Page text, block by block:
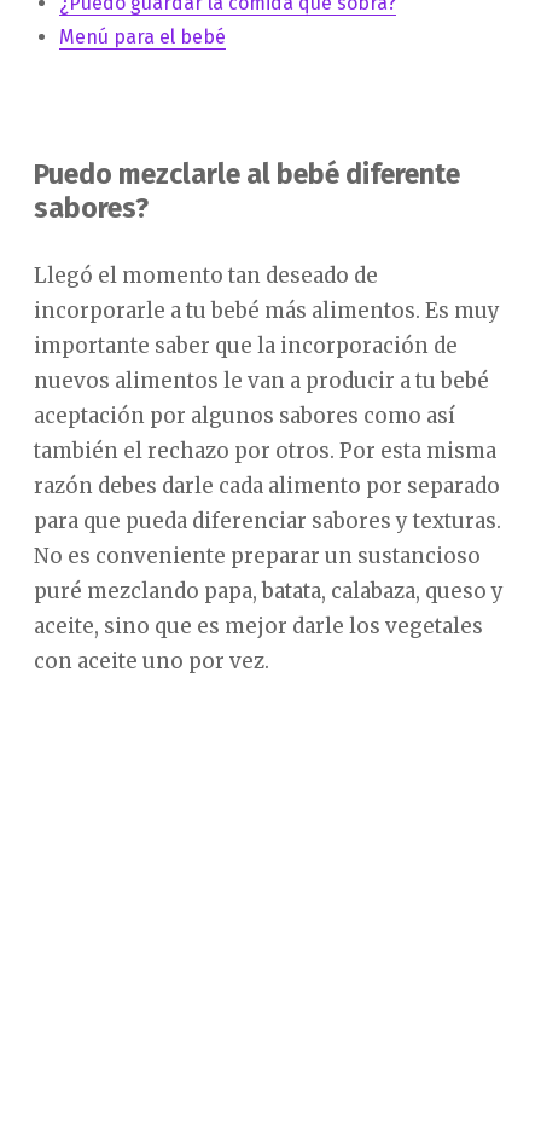
Menú para el bebé
Puedo mezclarle al bebé diferente
sabores?
Llegó el momento tan deseado de
incorporarle a tu bebé más alimentos. Es muy
importante saber que la incorporación de
nuevos alimentos le van a producir a tu bebé
aceptación por algunos sabores como así
también el rechazo por otros. Por esta misma
razón debes darle cada alimento por separado
para que pueda diferenciar sabores y texturas.
No es conveniente preparar un sustancioso
puré mezclando papa, batata, calabaza, queso y
aceite, sino que es mejor darle los vegetales
con aceite uno por vez.